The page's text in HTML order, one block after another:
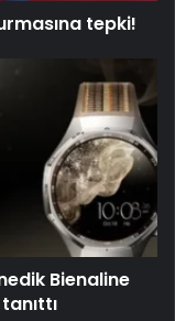
tepki!
Bienaline